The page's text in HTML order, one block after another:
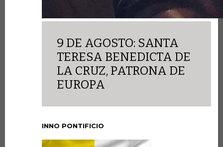
9 DE AGOSTO: SANTA
TERESA BENEDICTA DE
LA CRUZ, PATRONA DE
EUROPA
INNO PONTIFICIO